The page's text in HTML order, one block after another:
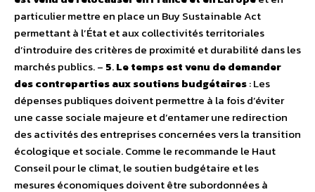
particulier mettre en place un Buy Sustainable Act
permettant à l’État et aux collectivités territoriales
d’introduire des critères de proximité et durabilité dans les
marchés publics. – 5.Le temps est venu de demander
des contreparties aux soutiens budgétaires: Les
dépenses publiques doivent permettre à la fois d’éviter
une casse sociale majeure et d’entamer une redirection
des activités des entreprises concernées vers la transition
écologique et sociale. Comme le recommande le Haut
Conseil pour le climat, le soutien budgétaire et les
mesures économiques doivent être subordonnées à